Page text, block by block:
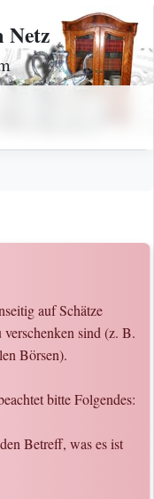
Netz
auf Schätze
sind (z. B.
Börsen).
bitte Folgendes:
Betreff, was es ist